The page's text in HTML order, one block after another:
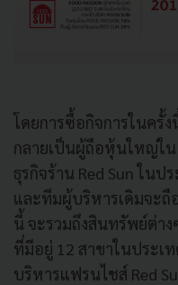
โดยการซื้อกิจการในครั้ง
กลายเป็นผู้ถือหุ้นใหญ่ใ
ธุรกิจร้าน Red Sun ใน
และทีมผู้บริหารเดิมจะถื
นี้ จะรวมถึงสินทรัพย์ต่าง
ที่มีอยู่ 12 สาขาในประเ
บริหารแฟรนไชส์ Red